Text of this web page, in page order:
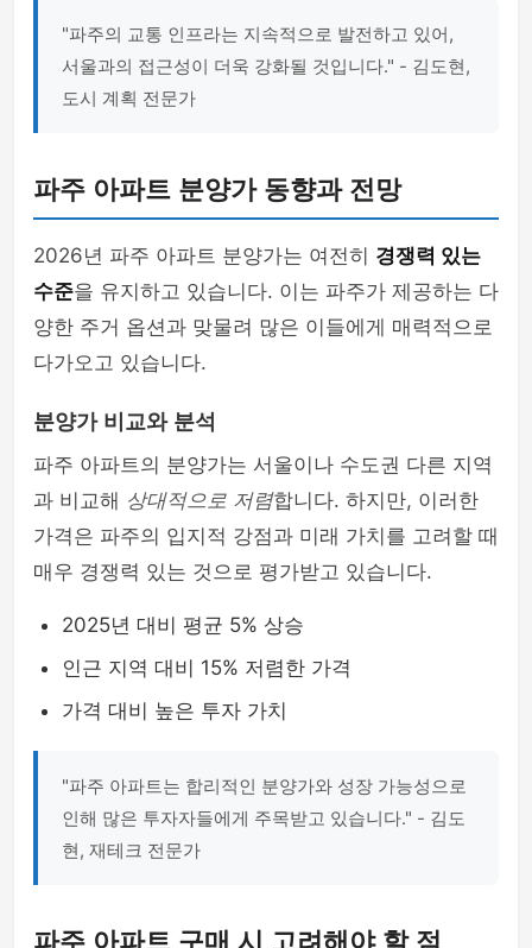
"파주의 교통 인프라는 지속적으로 발전하고 있어,
서울과의 접근성이 더욱 강화될 것입니다." - 김도현,
도시 계획 전문가
파주 아파트 분양가 동향과 전망
2026년 파주 아파트 분양가는 여전히 경쟁력 있는
수준을 유지하고 있습니다. 이는 파주가 제공하는 다
양한 주거 옵션과 맞물려 많은 이들에게 매력적으로
다가오고 있습니다.
분양가 비교와 분석
파주 아파트의 분양가는 서울이나 수도권 다른 지역
과 비교해 상대적으로 저렴합니다. 하지만, 이러한
가격은 파주의 입지적 강점과 미래 가치를 고려할 때
매우 경쟁력 있는 것으로 평가받고 있습니다.
2025년 대비 평균 5% 상승
인근 지역 대비 15% 저렴한 가격
가격 대비 높은 투자 가치
"파주 아파트는 합리적인 분양가와 성장 가능성으로
인해 많은 투자자들에게 주목받고 있습니다." - 김도
현, 재테크 전문가
파주 아파트 구매 시 고려해야 할 점